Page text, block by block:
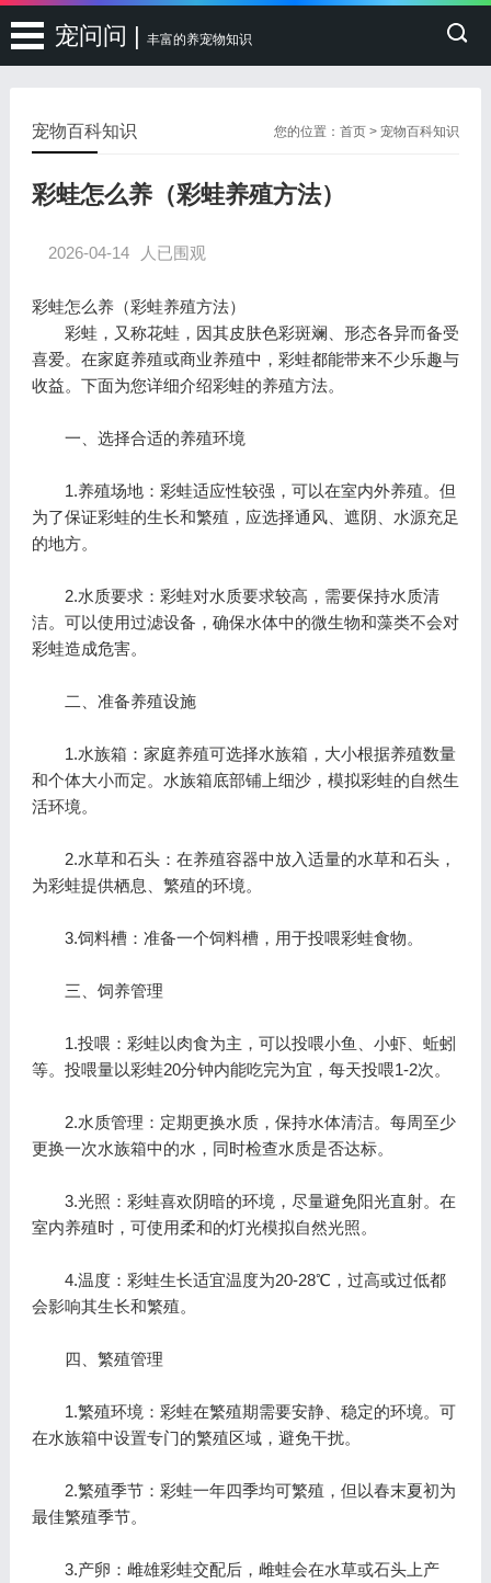
宠问问 | 丰富的养宠物知识
您的位置：首页 >宠物百科知识
宠物百科知识
彩蛙怎么养（彩蛙养殖方法）
2026-04-14 人已围观
彩蛙怎么养（彩蛙养殖方法）
彩蛙，又称花蛙，因其皮肤色彩斑斓、形态各异而备受
喜爱。在家庭养殖或商业养殖中，彩蛙都能带来不少乐趣与
收益。下面为您详细介绍彩蛙的养殖方法。
一、选择合适的养殖环境
1.养殖场地：彩蛙适应性较强，可以在室内外养殖。但
为了保证彩蛙的生长和繁殖，应选择通风、遮阴、水源充足
的地方。
2.水质要求：彩蛙对水质要求较高，需要保持水质清
洁。可以使用过滤设备，确保水体中的微生物和藻类不会对
彩蛙造成危害。
二、准备养殖设施
1.水族箱：家庭养殖可选择水族箱，大小根据养殖数量
和个体大小而定。水族箱底部铺上细沙，模拟彩蛙的自然生
活环境。
2.水草和石头：在养殖容器中放入适量的水草和石头，
为彩蛙提供栖息、繁殖的环境。
3.饲料槽：准备一个饲料槽，用于投喂彩蛙食物。
三、饲养管理
1.投喂：彩蛙以肉食为主，可以投喂小鱼、小虾、蚯蚓
等。投喂量以彩蛙20分钟内能吃完为宜，每天投喂1-2次。
2.水质管理：定期更换水质，保持水体清洁。每周至少
更换一次水族箱中的水，同时检查水质是否达标。
3.光照：彩蛙喜欢阴暗的环境，尽量避免阳光直射。在
室内养殖时，可使用柔和的灯光模拟自然光照。
4.温度：彩蛙生长适宜温度为20-28℃，过高或过低都
会影响其生长和繁殖。
四、繁殖管理
1.繁殖环境：彩蛙在繁殖期需要安静、稳定的环境。可
在水族箱中设置专门的繁殖区域，避免干扰。
2.繁殖季节：彩蛙一年四季均可繁殖，但以春末夏初为
最佳繁殖季节。
3.产卵：雌雄彩蛙交配后，雌蛙会在水草或石头上产